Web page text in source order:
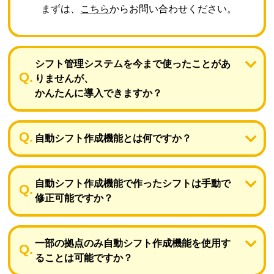
まずは、 こちらからお問い合わせください。
シフト管理システムを今まで使ったことがあ
りませんが、
かんたんに導入できますか？
自動シフト作成機能とは何ですか？
自動シフト作成機能で作ったシフトは手動で
修正可能ですか？
一部の拠点のみ自動シフト作成機能を使用す
ることは可能ですか？